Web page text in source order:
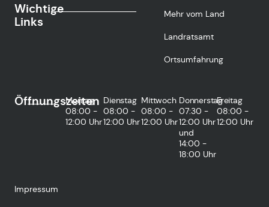
Wichtige
Links
Mehr vom Land
Landratsamt
Ortsumfahrung
Öffnungszeiten
Montag
08:00 -
12:00 Uhr
Dienstag
08:00 -
12:00 Uhr
Mittwoch
08:00 -
12:00 Uhr
Donnerstag
07:30 -
12:00 Uhr
und
14:00 -
18:00 Uhr
Freitag
08:00 -
12:00 Uhr
Impressum